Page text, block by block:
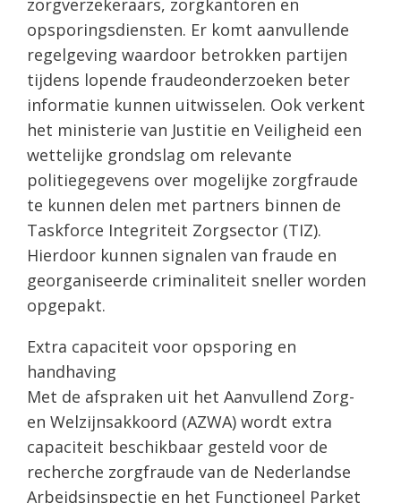
opsporingsdiensten. Er komt aanvullende
regelgeving waardoor betrokken partijen
tijdens lopende fraudeonderzoeken beter
informatie kunnen uitwisselen. Ook verkent
het ministerie van Justitie en Veiligheid een
wettelijke grondslag om relevante
politiegegevens over mogelijke zorgfraude
te kunnen delen met partners binnen de
Taskforce Integriteit Zorgsector (TIZ).
Hierdoor kunnen signalen van fraude en
georganiseerde criminaliteit sneller worden
opgepakt.
Extra capaciteit voor opsporing en
handhaving
Met de afspraken uit het Aanvullend Zorg-
en Welzijnsakkoord (AZWA) wordt extra
capaciteit beschikbaar gesteld voor de
recherche zorgfraude van de Nederlandse
Arbeidsinspectie en het Functioneel Parket